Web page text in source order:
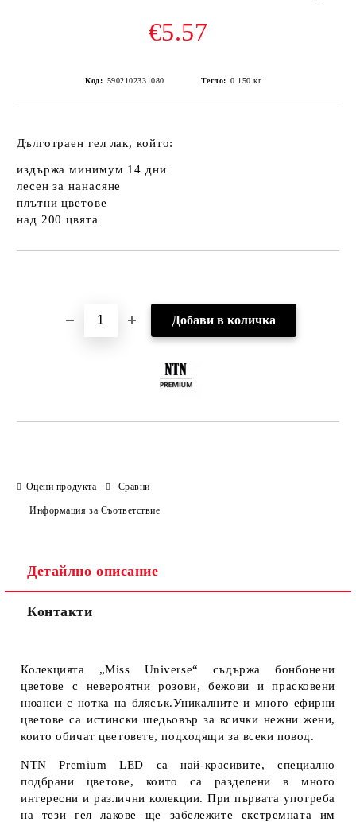
€5.57
Код: 5902102331080 Тегло: 0.150 кг
Дълготраен гел лак, който:
издържа минимум 14 дни
лесен за нанасяне
плътни цветове
над 200 цвята
Оцени продукта Сравни
Информация за Съответствие
Детайлно описание
Контакти
Колекцията „Miss Universe“ съдържа бонбонени
цветове с невероятни розови, бежови и прасковени
нюанси с нотка на блясък.Уникалните и много ефирни
цветове са истински шедьовър за всички нежни жени,
които обичат цветовете, подходящи за всеки повод.
NTN Premium LED са най-красивите, специално
подбрани цветове, които са разделени в много
интересни и различни колекции. При първата употреба
на тези гел лакове ще забележите екстремната им